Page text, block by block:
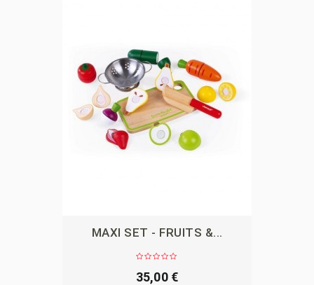
APERÇU
MAXI SET - FRUITS &...
35,00 €